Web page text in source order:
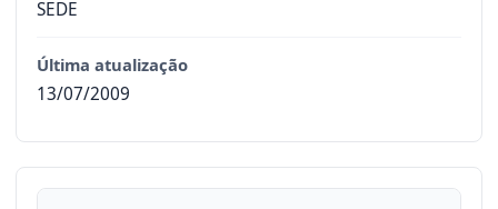
SEDE
Última atualização
13/07/2009